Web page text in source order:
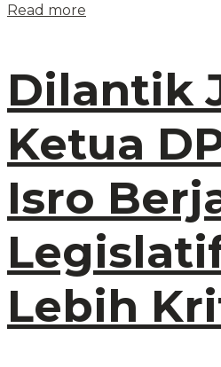
Read more
Dilantik
Ketua
Isro
Lebih